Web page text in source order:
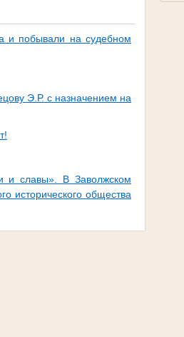
и побывали на судебном
Э.Р. с назначением на
и славы». В Заволжском
исторического общества